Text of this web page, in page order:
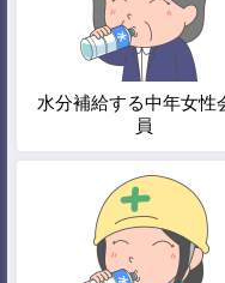
水分補給する中年女性
員